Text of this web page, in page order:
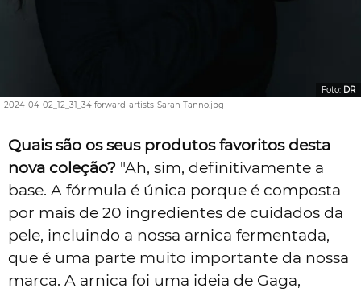
2024-04-02_12_31_34 forward-artists-Sarah Tanno.jpg
Foto: DR
Quais são os seus produtos favoritos desta
nova coleção? "Ah, sim, definitivamente a
base. A fórmula é única porque é composta
por mais de 20 ingredientes de cuidados da
pele, incluindo a nossa arnica fermentada,
que é uma parte muito importante da nossa
marca. A arnica foi uma ideia de Gaga,